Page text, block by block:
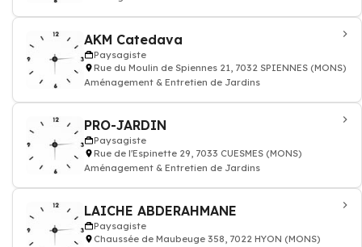
AKM Catedava
Paysagiste
Rue du Moulin de Spiennes 21, 7032 SPIENNES (MONS)
Aménagement & Entretien de Jardins
PRO-JARDIN
Paysagiste
Rue de l'Espinette 29, 7033 CUESMES (MONS)
Aménagement & Entretien de Jardins
LAICHE ABDERAHMANE
Paysagiste
Chaussée de Maubeuge 358, 7022 HYON (MONS)